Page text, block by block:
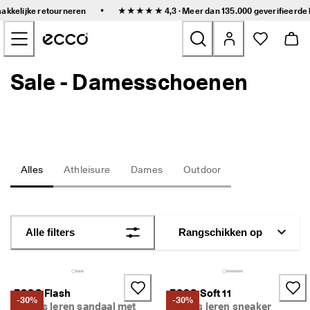
retourneren • ★★★★★ 4,3 · Meer dan 135.000 geverifieerde
Naar de content op de hoofdpagina gaan
Nieuw
Kinderen
Outdoor
Golf
Tassen en accessoires
Sale - Damesschoenen
Alles Athleisure Dames Outdoor
Alle filters Rangschikken op
-30%
ECCO Flash
Dames leren sandaal met
-30%
ECCO Soft 11
Dames leren sneaker